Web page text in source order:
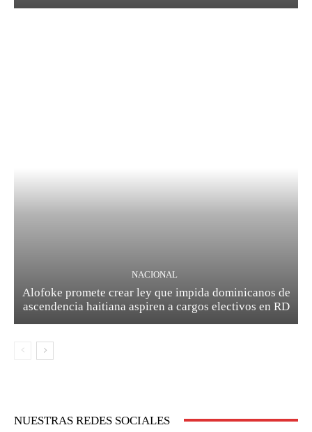
NACIONAL
Alofoke promete crear ley que impida dominicanos de
ascendencia haitiana aspiren a cargos electivos en RD
NUESTRAS REDES SOCIALES